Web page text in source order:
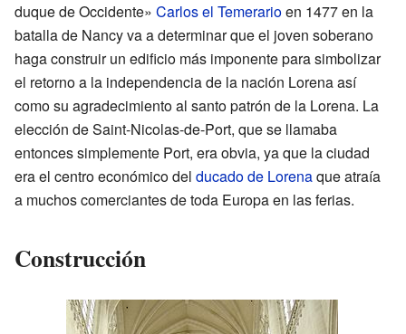
duque de Occidente» Carlos el Temerarioen 1477 en la
batalla de Nancy va a determinar que el joven soberano
haga construir un edificio más imponente para simbolizar
el retorno a la independencia de la nación Lorena así
como su agradecimiento al santo patrón de la Lorena. La
elección de Saint-Nicolas-de-Port, que se llamaba
entonces simplemente Port, era obvia, ya que la ciudad
era el centro económico del ducado de Lorenaque atraía
a muchos comerciantes de toda Europa en las ferias.
Construcción